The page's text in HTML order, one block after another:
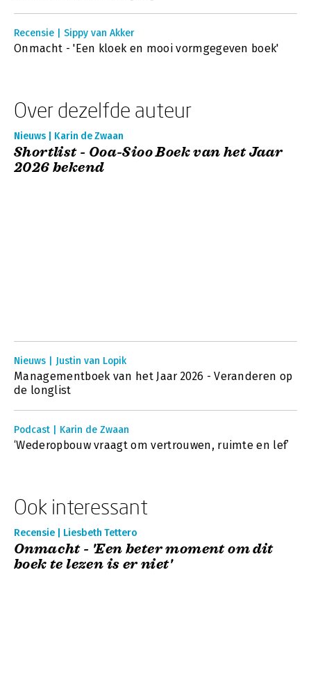
Recensie | Sippy van Akker
Onmacht - 'Een kloek en mooi vormgegeven boek'
Over dezelfde auteur
Nieuws | Karin de Zwaan
Shortlist - Ooa-Sioo Boek van het Jaar
2026 bekend
Nieuws | Justin van Lopik
Managementboek van het Jaar 2026 - Veranderen op
de longlist
Podcast | Karin de Zwaan
‘Wederopbouw vraagt om vertrouwen, ruimte en lef’
Ook interessant
Recensie | Liesbeth Tettero
Onmacht - 'Een beter moment om dit
boek te lezen is er niet'